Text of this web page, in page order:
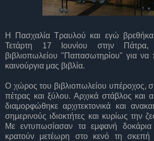
Η Πασχαλία Τραυλού και εγώ
Τετάρτη 17 Ιουνίου στην Πάτρα,
βιβλιοπωλείου "Παπασωτηρίου" για να
καινούργια μας βιβλία.
Ο χώρος του βιβλιοπωλείου υπέροχος,
πέτρας και ξύλου. Αρχικά στάβλος και
διαμορφώθηκε αρχιτεκτονικά και
σημερινούς ιδιοκτήτες και κυρίως την
Με εντυπωσίασαν τα εμφανή
κρατούν μετέωρη στο κενό τη